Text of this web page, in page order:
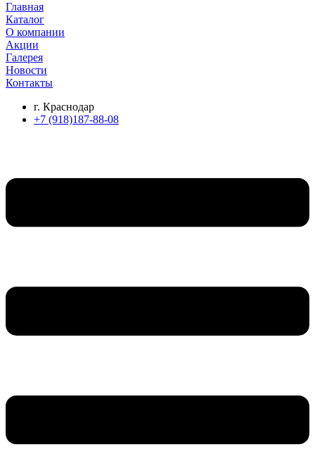
Главная
Каталог
О компании
Акции
Галерея
Новости
Контакты
г. Краснодар
+7 (918)187-88-08